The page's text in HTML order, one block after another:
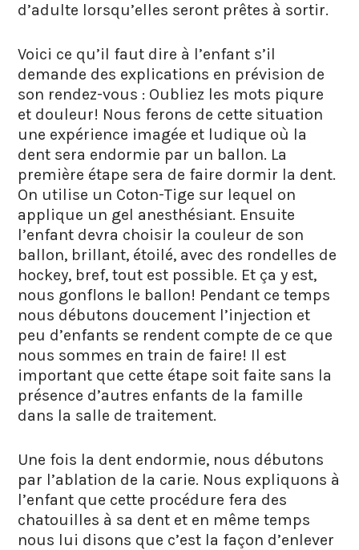
d’adulte lorsqu’elles seront prêtes à sortir.
Voici ce qu’il faut dire à l’enfant s’il
demande des explications en prévision de
son rendez-vous : Oubliez les mots piqure
et douleur! Nous ferons de cette situation
une expérience imagée et ludique où la
dent sera endormie par un ballon. La
première étape sera de faire dormir la dent.
On utilise un Coton-Tige sur lequel on
applique un gel anesthésiant. Ensuite
l’enfant devra choisir la couleur de son
ballon, brillant, étoilé, avec des rondelles de
hockey, bref, tout est possible. Et ça y est,
nous gonflons le ballon! Pendant ce temps
nous débutons doucement l’injection et
peu d’enfants se rendent compte de ce que
nous sommes en train de faire! Il est
important que cette étape soit faite sans la
présence d’autres enfants de la famille
dans la salle de traitement.
Une fois la dent endormie, nous débutons
par l’ablation de la carie. Nous expliquons à
l’enfant que cette procédure fera des
chatouilles à sa dent et en même temps
nous lui disons que c’est la façon d’enlever